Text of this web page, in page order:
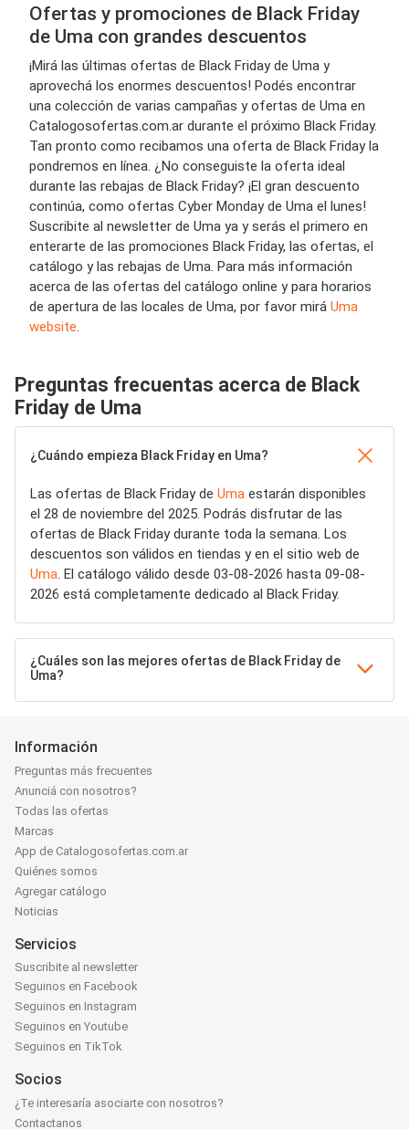
Ofertas y promociones de Black Friday
de Uma con grandes descuentos
¡Mirá las últimas ofertas de Black Friday de Uma y
aprovechá los enormes descuentos! Podés encontrar
una colección de varias campañas y ofertas de Uma en
Catalogosofertas.com.ar durante el próximo Black Friday.
Tan pronto como recibamos una oferta de Black Friday la
pondremos en línea. ¿No conseguiste la oferta ideal
durante las rebajas de Black Friday? ¡El gran descuento
continúa, como ofertas Cyber Monday de Uma el lunes!
Suscribite al newsletter de Uma ya y serás el primero en
enterarte de las promociones Black Friday, las ofertas, el
catálogo y las rebajas de Uma. Para más información
acerca de las ofertas del catálogo online y para horarios
de apertura de las locales de Uma, por favor mirá Uma
website.
Preguntas frecuentas acerca de Black
Friday de Uma
¿Cuándo empieza Black Friday en Uma?
Las ofertas de Black Friday de Uma estarán disponibles
el 28 de noviembre del 2025. Podrás disfrutar de las
ofertas de Black Friday durante toda la semana. Los
descuentos son válidos en tiendas y en el sitio web de
Uma. El catálogo válido desde 03-08-2026 hasta 09-08-
2026 está completamente dedicado al Black Friday.
¿Cuáles son las mejores ofertas de Black Friday de
Uma?
Información
Preguntas más frecuentes
Anunciá con nosotros?
Todas las ofertas
Marcas
App de Catalogosofertas.com.ar
Quiénes somos
Agregar catálogo
Noticias
Servicios
Suscribite al newsletter
Seguinos en Facebook
Seguinos en Instagram
Seguinos en Youtube
Seguinos en TikTok
Socios
¿Te interesaría asociarte con nosotros?
Contactanos